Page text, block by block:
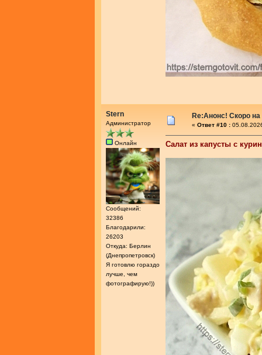
Stern
Администратор
Онлайн
Сообщений:
32386
Благодарили:
26203
Откуда: Берлин
(Днепропетровск)
Я готовлю гораздо
лучше, чем
фотографирую!))
Re:Анонс! Скоро
« Ответ #10 :
Салат из капусты с